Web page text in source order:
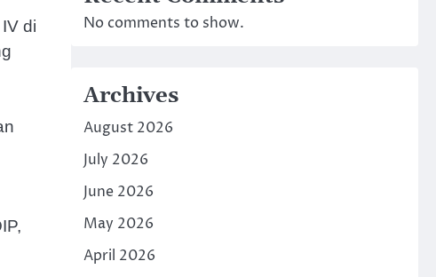
di
No comments to show.
Archives
August 2026
July 2026
June 2026
May 2026
April 2026